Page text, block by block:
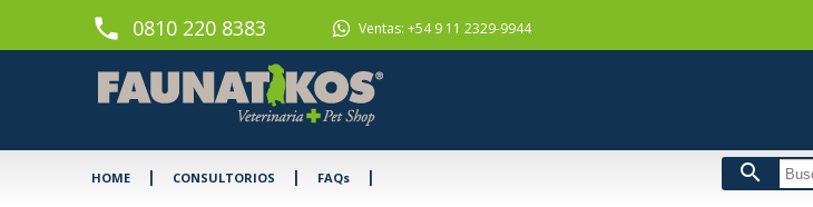
phone 0810 220 8383 Ventas: +54 9 11 2329-9944
HOME | CONSULTORIOS | FAQs | search